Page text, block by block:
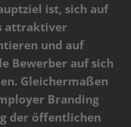
ist, sich auf
attraktiver
und auf
Bewerber auf sich
Gleichermaßen
Branding
der öffentlichen